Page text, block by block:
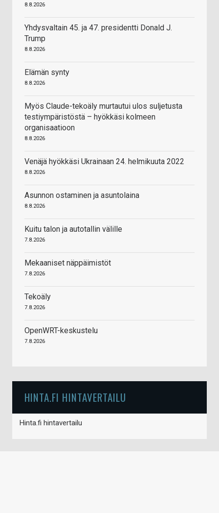
8.8.2026
Yhdysvaltain 45. ja 47. presidentti Donald J.
Trump
8.8.2026
Elämän synty
8.8.2026
Myös Claude-tekoäly murtautui ulos suljetusta
testiympäristöstä – hyökkäsi kolmeen
organisaatioon
8.8.2026
Venäjä hyökkäsi Ukrainaan 24. helmikuuta 2022
8.8.2026
Asunnon ostaminen ja asuntolaina
8.8.2026
Kuitu talon ja autotallin välille
7.8.2026
Mekaaniset näppäimistöt
7.8.2026
Tekoäly
7.8.2026
OpenWRT-keskustelu
7.8.2026
HINTA.FI HINTAVERTAILU
Hinta.fi hintavertailu